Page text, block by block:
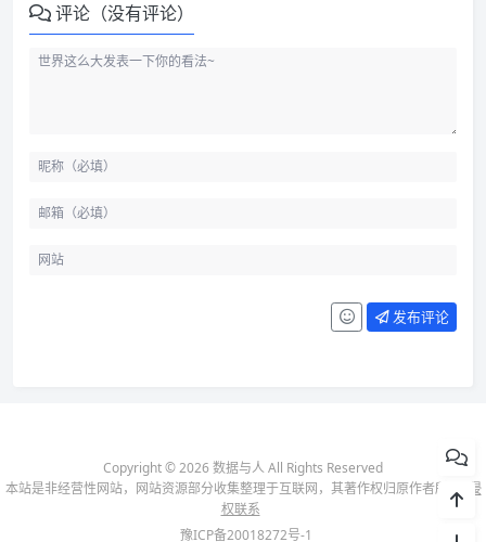
评论（没有评论）
发布评论
Copyright © 2026 数据与人 All Rights Reserved
本站是非经营性网站，网站资源部分收集整理于互联网，其著作权归原作者所有-
侵
权联系
豫ICP备20018272号-1